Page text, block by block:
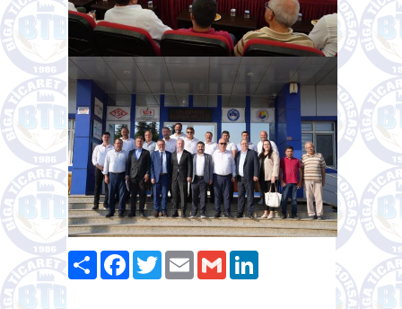
PaylaşFacebook
TwitterEmailGmail